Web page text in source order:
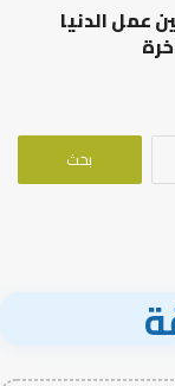
عمل الدنيا
البحث